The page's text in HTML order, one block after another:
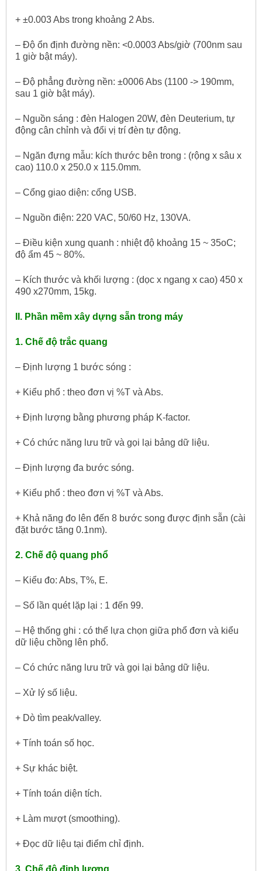
+ ±0.003 Abs trong khoảng 2 Abs.
– Độ ổn định đường nền: <0.0003 Abs/giờ (700nm sau
1 giờ bật máy).
– Độ phẳng đường nền: ±0006 Abs (1100 -> 190mm,
sau 1 giờ bật máy).
– Nguồn sáng : đèn Halogen 20W, đèn Deuterium, tự
động cân chỉnh và đổi vị trí đèn tự động.
– Ngăn đựng mẫu: kích thước bên trong : (rộng x sâu x
cao) 110.0 x 250.0 x 115.0mm.
– Cổng giao diện: cổng USB.
– Nguồn điện: 220 VAC, 50/60 Hz, 130VA.
– Điều kiện xung quanh : nhiệt độ khoảng 15 ~ 35oC;
độ ẩm 45 ~ 80%.
– Kích thước và khối lượng : (dọc x ngang x cao) 450 x
490 x270mm, 15kg.
II. Phần mềm xây dựng sẵn trong máy
1. Chế độ trắc quang
– Định lượng 1 bước sóng :
+ Kiểu phổ : theo đơn vị %T và Abs.
+ Định lượng bằng phương pháp K-factor.
+ Có chức năng lưu trữ và gọi lại bảng dữ liệu.
– Định lượng đa bước sóng.
+ Kiểu phổ : theo đơn vị %T và Abs.
+ Khả năng đo lên đến 8 bước song được định sẵn (cài
đặt bước tăng 0.1nm).
2. Chế độ quang phổ
– Kiểu đo: Abs, T%, E.
– Số lần quét lặp lại : 1 đến 99.
– Hệ thống ghi : có thể lựa chọn giữa phổ đơn và kiểu
dữ liệu chồng lên phổ.
– Có chức năng lưu trữ và gọi lại bảng dữ liệu.
– Xử lý số liệu.
+ Dò tìm peak/valley.
+ Tính toán số học.
+ Sự khác biệt.
+ Tính toán diện tích.
+ Làm mượt (smoothing).
+ Đọc dữ liệu tại điểm chỉ định.